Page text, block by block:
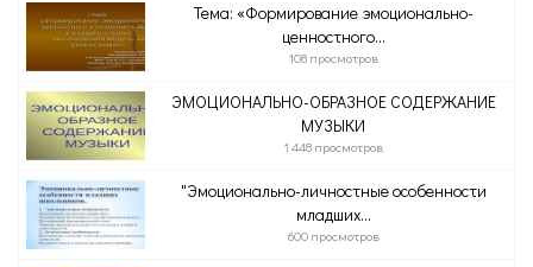
Тема: «Формирование эмоционально-
ценностного...
108 просмотров
ЭМОЦИОНАЛЬНО-ОБРАЗНОЕ СОДЕРЖАНИЕ
МУЗЫКИ
1 448 просмотров
"Эмоционально-личностные особенности
младших...
600 просмотров